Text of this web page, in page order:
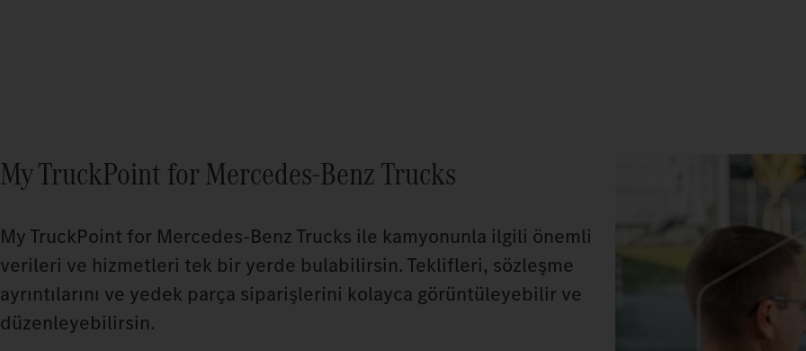
My TruckPoint for Mercedes-Benz Trucks
My TruckPoint for Mercedes‑Benz Trucks ile kamyonunla ilgili önemli
verileri ve hizmetleri tek bir yerde bulabilirsin. Teklifleri, sözleşme
ayrıntılarını ve yedek parça siparişlerini kolayca görüntüleyebilir ve
düzenleyebilirsin.